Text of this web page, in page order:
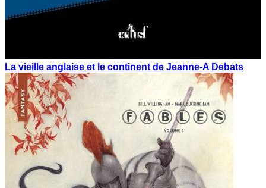
La vieille anglaise et le continent de Jeanne-A Debats